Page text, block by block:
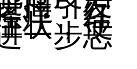
痒、红
状，使
一步恶